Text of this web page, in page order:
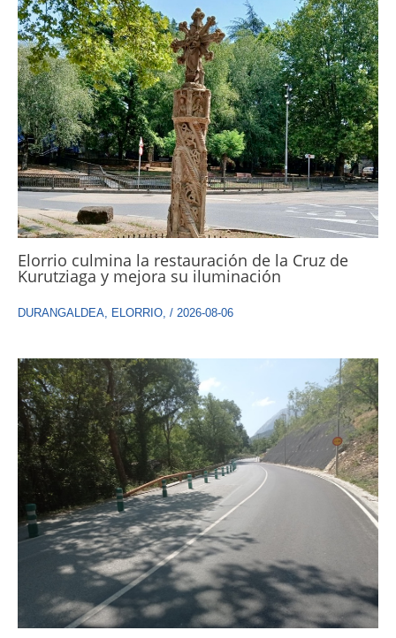
Elorrio culmina la restauración de la Cruz de
Kurutziaga y mejora su iluminación
DURANGALDEA, ELORRIO, / 2026-08-06